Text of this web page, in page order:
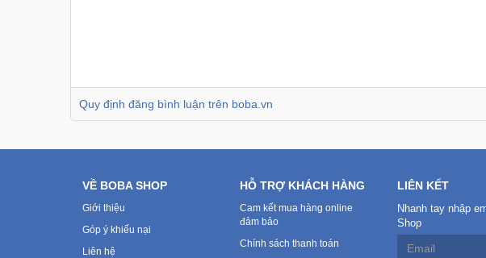
Quy định đăng bình luận trên boba.vn
VỀ BOBA SHOP
Giới thiệu
Góp ý khiếu nại
Liên hệ
HỖ TRỢ KHÁCH HÀNG
Cam kết mua hàng online
đảm bảo
Chính sách thanh toán
LIÊN KẾT
Nhanh tay nhập
Shop